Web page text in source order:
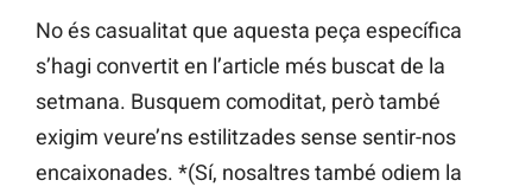
No és casualitat que aquesta peça específica
s’hagi convertit en l’article més buscat de la
setmana. Busquem comoditat, però també
exigim veure’ns estilitzades sense sentir-nos
encaixonades. *(Sí, nosaltres també odiem la